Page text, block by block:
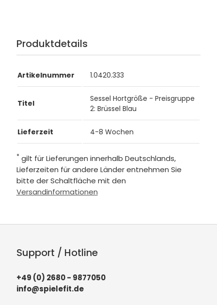
Produktdetails
Artikelnummer 1.0420.333
Titel
Sessel Hortgröße - Preisgruppe
2: Brüssel Blau
Lieferzeit 4-8 Wochen
* gilt für Lieferungen innerhalb Deutschlands,
Lieferzeiten für andere Länder entnehmen Sie
bitte der Schaltfläche mit den
Versandinformationen
Support / Hotline
+49 (0) 2680 - 9877050
info@spielefit.de